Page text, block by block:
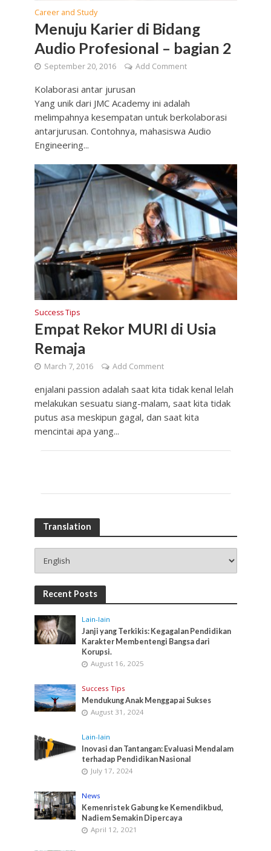
Career and Study
Menuju Karier di Bidang
Audio Profesional – bagian 2
September 20, 2016 Add Comment
Kolaborasi antar jurusan
Yang unik dari JMC Academy ini adalah
melimpahnya kesempatan untuk berkolaborasi
antarjurusan. Contohnya, mahasiswa Audio
Engineering...
Success Tips
Empat Rekor MURI di Usia
Remaja
March 7, 2016 Add Comment
enjalani passion adalah saat kita tidak kenal lelah
melakukan sesuatu siang-malam, saat kita tidak
putus asa meskipun gagal, dan saat kita
mencintai apa yang...
Translation
Recent Posts
Lain-lain
Janji yang Terkikis: Kegagalan Pendidikan
Karakter Membentengi Bangsa dari
Korupsi.
August 16, 2025
Success Tips
Mendukung Anak Menggapai Sukses
August 31, 2024
Lain-lain
Inovasi dan Tantangan: Evaluasi Mendalam
terhadap Pendidikan Nasional
July 17, 2024
News
Kemenristek Gabung ke Kemendikbud,
Nadiem Semakin Dipercaya
April 12, 2021